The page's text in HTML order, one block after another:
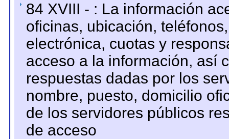
84 XVIII - : La información
oficinas, ubicación,
electrónica, cuotas y
acceso a la información, así
respuestas dadas por los
nombre, puesto, domicilio
de los servidores públicos
de acceso